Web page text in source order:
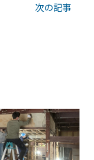
次の記事